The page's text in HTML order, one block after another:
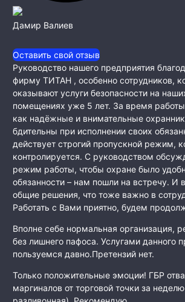
Дамир Валиев
Оставить свой отзыв
Руководство нашего предприятия
фирму ТИТАН , особенно сотрудников,
оказывают услуги безопасности на
помещениях уже 5 лет. За время
как надёжные и внимательные
бдительны при исполнении своих
действует строгий пропускной режим,
контролируется. С руководством
режим работы, чтобы охране было
обязанности – нам пошли на встречу. И
общие решения, что тоже важно в
Работать с Вами приятно, будем
Вполне себе нормальная организация,
без лишнего пафоса. Услугами данного
пользуемся давно.Претензий нет.
Только положительные эмоции! ГБР
маргиналов от торговой точки за